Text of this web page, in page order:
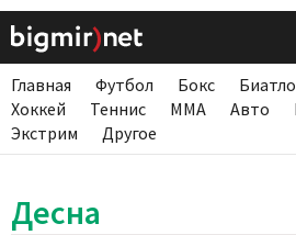
Главная Футбол Бокс
Хоккей
Теннис ММА Авто
Экстрим
Другое
Десна